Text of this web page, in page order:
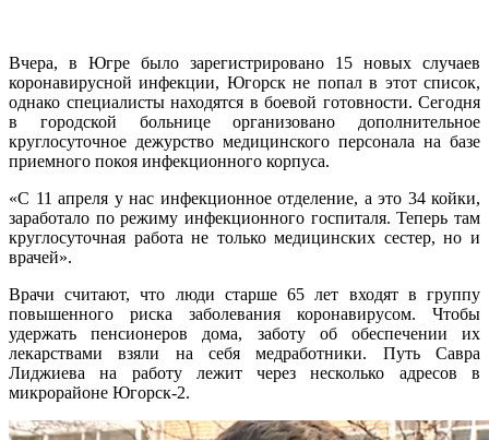
Вчера, в Югре было зарегистрировано 15 новых случаев
коронавирусной инфекции, Югорск не попал в этот список,
однако специалисты находятся в боевой готовности. Сегодня
в городской больнице организовано дополнительное
круглосуточное дежурство медицинского персонала на базе
приемного покоя инфекционного корпуса.
«С 11 апреля у нас инфекционное отделение, а это 34 койки,
заработало по режиму инфекционного госпиталя. Теперь там
круглосуточная работа не только медицинских сестер, но и
врачей».
Врачи считают, что люди старше 65 лет входят в группу
повышенного риска заболевания коронавирусом. Чтобы
удержать пенсионеров дома, заботу об обеспечении их
лекарствами взяли на себя медработники. Путь Савра
Лиджиева на работу лежит через несколько адресов в
микрорайоне Югорск-2.